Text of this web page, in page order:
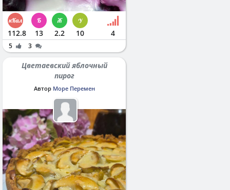
112.8 13 2.2 10 4
5 3
Цветаевский яблочный
пирог
Автор Море Перемен